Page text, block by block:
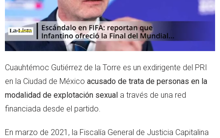
Cuauhtémoc Gutiérrez de la Torre es un exdirigente del PRI
en la Ciudad de México acusado de trata de personas en la
modalidad de explotación sexual a través de una red
financiada desde el partido.
En marzo de 2021, la Fiscalía General de Justicia Capitalina